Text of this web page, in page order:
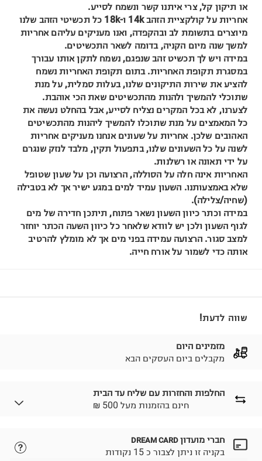
או תיקון קל, צרי איתנו קשר ונשמח לסייע.
אחריות על קולקציית הזהב 14k ו-18k כל תכשיטי הזהב שלנו
מיוצרים בתשומת לב ובהקפדה, ואנו מעניקים עליהם אחריות
למשך שנה מיום הקניה, בדומה לשאר התכשיטים.
במידה ויש לך תכשיט זהב שנפגם, נשמח לתקן אותו עבורך
במסגרת תקופת האחריות. בתום תקופת האחריות נשמח
להציע את שירות התיקונים שלנו, בעלות סמלית, על מנת
שתוכלי להמשיך ולהנות מהתכשיטים שאת הכי אוהבת.
לצערנו, לא בכל המקרים נצליח לסייע, אבל בהחלט נעשה את
כל המאמצים על מנת שתוכלו להמשיך ליהנות מהתכשיטים
האהובים שלכן. אחריות על שעונים אנחנו מעניקים אחריות
לשנה על כל השעונים שלנו, בתפעול תקין, מלבד לנזק שנגרם
על ידי תאונה או רשלנות.
האחריות אינה חלה על הסוללה, הרצועה וכן על שעון שטופל
שלא באמצעותנו. השעון עמיד למים במגע ישיר אך לא בטבילה
(שחיה/צלילה).
במידה וכתר כיוון השעון נשאר פתוח, תיתכן חדירה של מים
לגוף השעון ולכן יש לוודא שלאחר כל כיוון השעה הכתר יוחזר
למצב סגור. הרצועה עמידה בפני מים אך לא מומלץ להרטיב
אותה כדי לשמור על אורח חייה.
שווה לדעת!
מזמינים היום
מקבלים ביום העסקים הבא
החלפות והחזרות עם שליח עד הבית
₪ חינם בהזמנות מעל 500
לבחירת בשיטת המשלוח המתאימה לכם,
הזמנתם והתחרטתם?
חברי מועדון DREAM CARD
בקניה זו ניתן לצבור כ 15 נקודות